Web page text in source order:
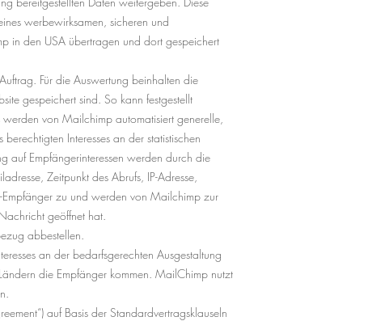
werbewirksamen, sicheren und
in den USA übertragen und dort gespeichert
Für die Auswertung beinhalten die
gespeichert sind. So kann festgestellt
von Mailchimp automatisiert generelle,
Interesses an der statistischen
auf Empfängerinteressen werden durch die
Zeitpunkt des Abrufs, IP-Adresse,
Empfänger zu und werden von Mailchimp zur
geöffnet hat.
abbestellen.
an der bedarfsgerechten Ausgestaltung
die Empfänger kommen. MailChimp nutzt
auf Basis der Standardvertragsklauseln